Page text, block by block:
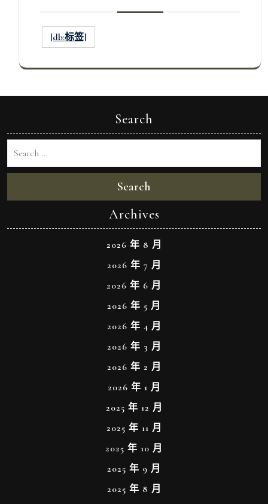
[db:标签]
Search
Search
Archives
2026 年 8 月
2026 年 7 月
2026 年 6 月
2026 年 5 月
2026 年 4 月
2026 年 3 月
2026 年 2 月
2026 年 1 月
2025 年 12 月
2025 年 11 月
2025 年 10 月
2025 年 9 月
2025 年 8 月